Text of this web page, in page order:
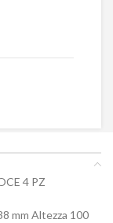
4 PZ
mm Altezza 100